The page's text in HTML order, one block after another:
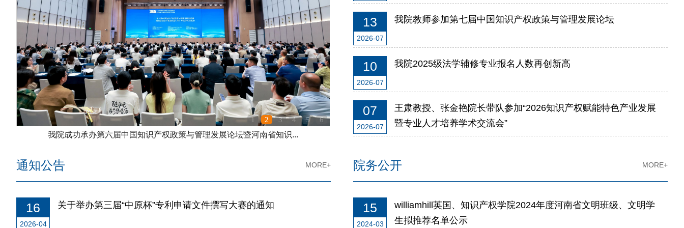
1 2 3 4 5 6
我院成功承办第六届中国知识产权政策与管理发展论坛暨河南省知识...
13
2026-07
我院教师参加第七届中国知识产权政策与管理发展论坛
10
2026-07
我院2025级法学辅修专业报名人数再创新高
07
2026-07
王肃教授、张金艳院长带队参加“2026知识产权赋能特色产业发展
暨专业人才培养学术交流会”
通知公告 MORE+
16
2026-04
关于举办第三届“中原杯”专利申请文件撰写大赛的通知
院务公开 MORE+
15
2024-03
williamhill英国、知识产权学院2024年度河南省文明班级、文明学
生拟推荐名单公示